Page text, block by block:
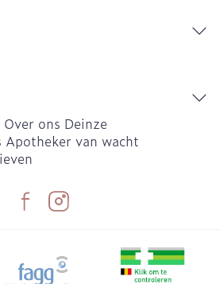
Over ons Deinze
Apotheker van wacht